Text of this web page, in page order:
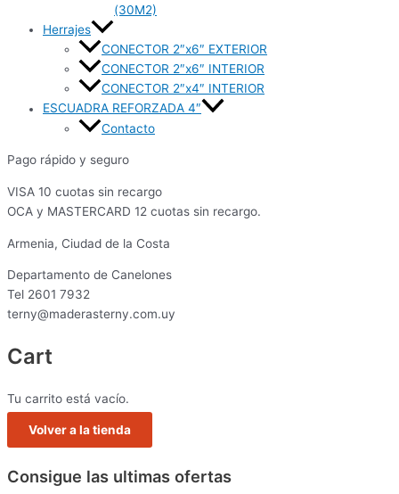
(30M2)
Herrajes
CONECTOR 2″x6″ EXTERIOR
CONECTOR 2″x6″ INTERIOR
CONECTOR 2″x4″ INTERIOR
ESCUADRA REFORZADA 4″
Contacto
Pago rápido y seguro
VISA 10 cuotas sin recargo
OCA y MASTERCARD 12 cuotas sin recargo.
Armenia, Ciudad de la Costa
Departamento de Canelones
Tel 2601 7932
terny@maderasterny.com.uy
Cart
Tu carrito está vacío.
Volver a la tienda
Consigue las ultimas ofertas